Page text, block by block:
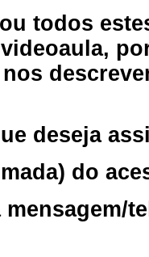
todos
nos
deseja
do
mensagem/